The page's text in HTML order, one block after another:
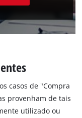
casos de "Compra
provenham de tais
utilizado ou